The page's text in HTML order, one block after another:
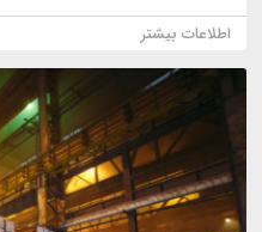
اطلاعات بیشتر